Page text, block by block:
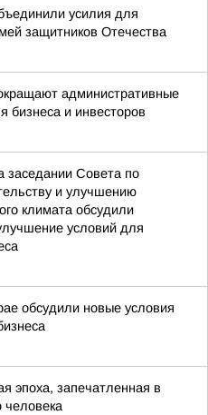
усилия для
защитников Отечества
административные
бизнеса и инвесторов
заседании Совета по
и улучшению
климата обсудили
условий для
обсудили новые условия
эпоха, запечатленная в
человека